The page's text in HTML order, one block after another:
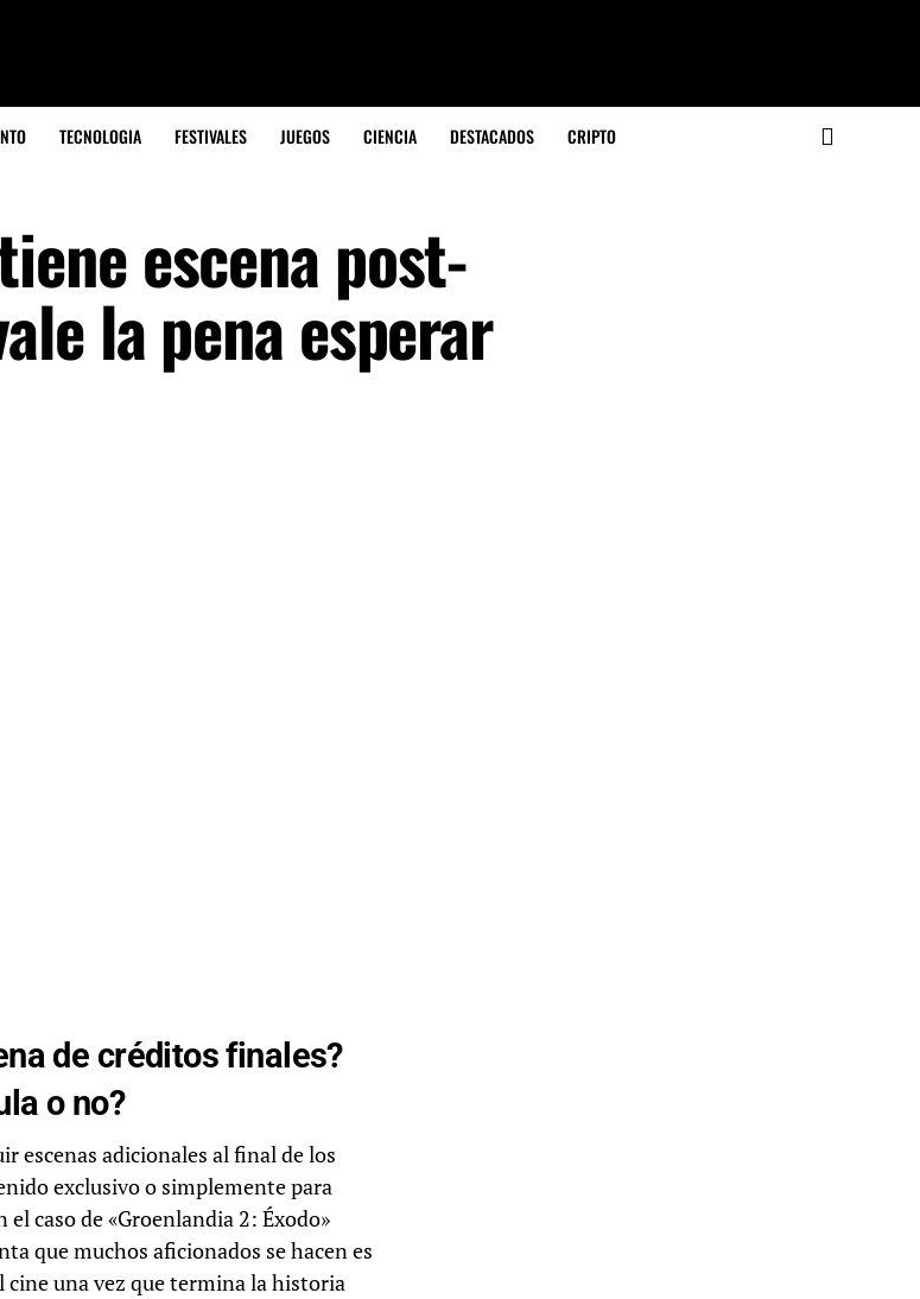
TECNOLOGIA FESTIVALES JUEGOS CIENCIA DESTACADOS CRIPTO
escena post-
la pena esperar
de créditos finales?
o no?
escenas adicionales al final de los
exclusivo o simplemente para
caso de «Groenlandia 2: Éxodo»
que muchos aficionados se hacen es
cine una vez que termina la historia